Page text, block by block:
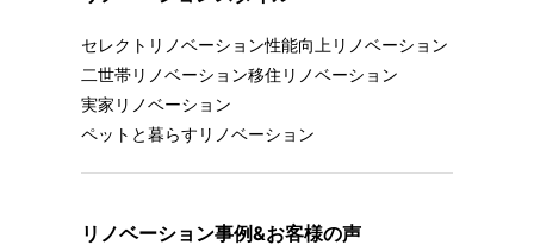
セレクトリノベーション性能向上リノベーション
二世帯リノベーション移住リノベーション
実家リノベーション
ペットと暮らすリノベーション
リノベーション事例&お客様の声